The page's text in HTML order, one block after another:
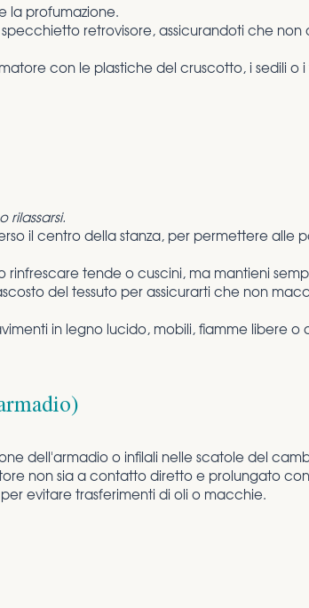
la profumazione.
retrovisore, assicurandoti che non
con le plastiche del cruscotto, i sedili o i
rilassarsi.
il centro della stanza, per permettere alle
rinfrescare tende o cuscini, ma mantieni
del tessuto per assicurarti che non
in legno lucido, mobili, fiamme libere o
dell'armadio o infilali nelle scatole del
non sia a contatto diretto e prolungato
evitare trasferimenti di oli o macchie.